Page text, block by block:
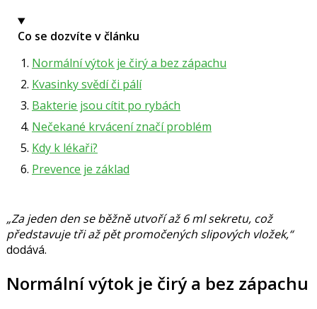
Co se dozvíte v článku
Normální výtok je čirý a bez zápachu
Kvasinky svědí či pálí
Bakterie jsou cítit po rybách
Nečekané krvácení značí problém
Kdy k lékaři?
Prevence je základ
„Za jeden den se běžně utvoří až 6 ml sekretu, což
představuje tři až pět promočených slipových vložek,“
dodává.
Normální výtok je čirý a bez zápachu